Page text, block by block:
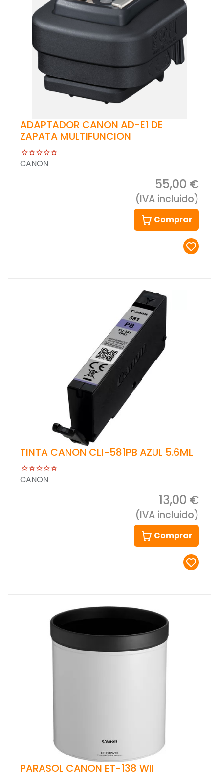
ADAPTADOR CANON AD-E1 DE
ZAPATA MULTIFUNCION
CANON
55,00 €
(IVA incluido)
Comprar
TINTA CANON CLI-581PB AZUL 5.6ML
CANON
13,00 €
(IVA incluido)
Comprar
PARASOL CANON ET-138 WII